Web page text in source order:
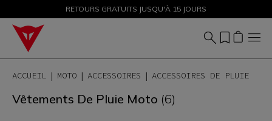
PROMOTIONS JUSQU'À-50 % – ACHETEZ MAINTENANT
RETOURS GRATUITS JUSQU'À 15 JOURS
ACCUEIL MOTO ACCESSOIRES ACCESSOIRES DE PLUIE
Vêtements De Pluie Moto (6)